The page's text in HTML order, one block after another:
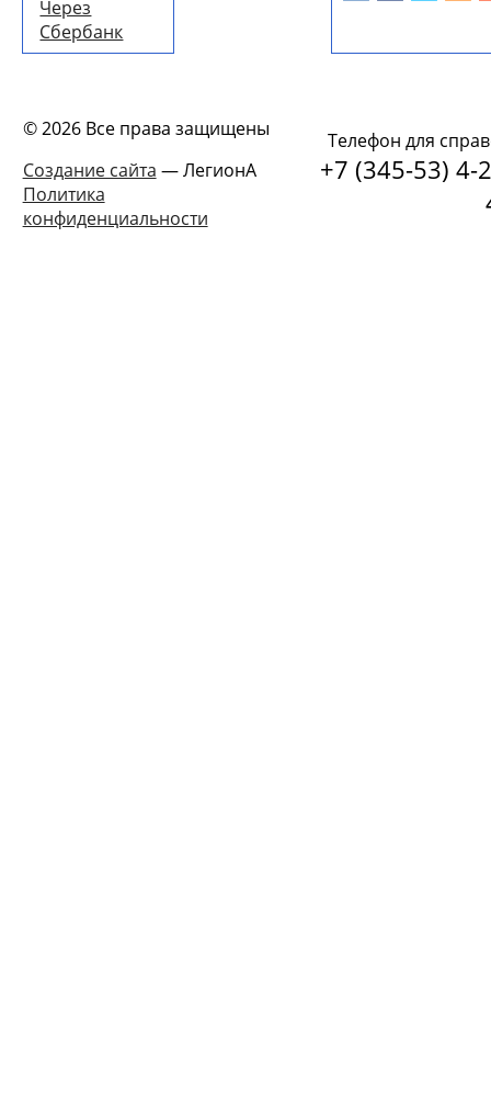
Через
Сбербанк
© 2026 Все права защищены
Создание сайта — ЛегионА
Политика
конфиденциальности
Телефон для
+7 (345-53) 4-